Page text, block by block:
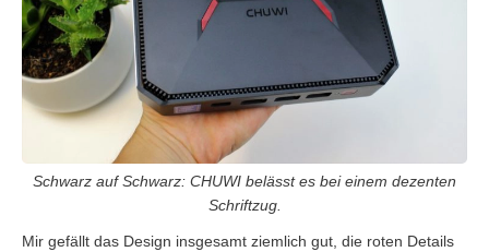
Schwarz auf Schwarz: CHUWI belässt es bei einem dezenten
Schriftzug.
Mir gefällt das Design insgesamt ziemlich gut, die roten Details